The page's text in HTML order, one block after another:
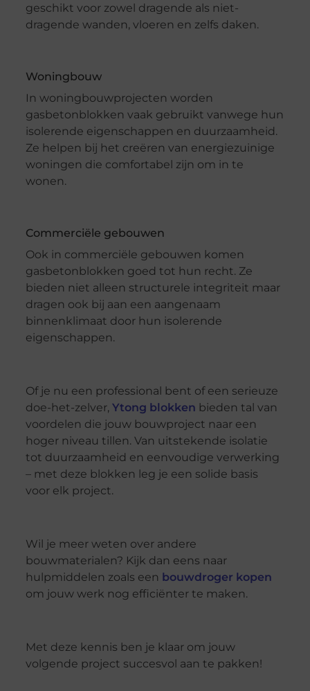
geschikt voor zowel dragende als niet-
dragende wanden, vloeren en zelfs daken.
Woningbouw
In woningbouwprojecten worden
gasbetonblokken vaak gebruikt vanwege hun
isolerende eigenschappen en duurzaamheid.
Ze helpen bij het creëren van energiezuinige
woningen die comfortabel zijn om in te
wonen.
Commerciële gebouwen
Ook in commerciële gebouwen komen
gasbetonblokken goed tot hun recht. Ze
bieden niet alleen structurele integriteit maar
dragen ook bij aan een aangenaam
binnenklimaat door hun isolerende
eigenschappen.
Of je nu een professional bent of een serieuze
doe-het-zelver, Ytong blokken bieden tal van
voordelen die jouw bouwproject naar een
hoger niveau tillen. Van uitstekende isolatie
tot duurzaamheid en eenvoudige verwerking
– met deze blokken leg je een solide basis
voor elk project.
Wil je meer weten over andere
bouwmaterialen? Kijk dan eens naar
hulpmiddelen zoals een bouwdroger kopen
om jouw werk nog efficiënter te maken.
Met deze kennis ben je klaar om jouw
volgende project succesvol aan te pakken!